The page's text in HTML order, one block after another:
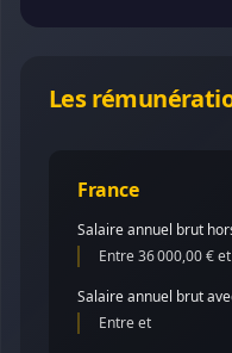
Les
France
Salaire annuel brut
Entre 36 000,00 €
Salaire annuel brut
Entre et